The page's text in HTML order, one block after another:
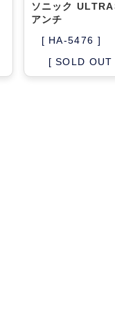
ソニック
アンチ
[ HA-5476 ]
[ SOLD OUT